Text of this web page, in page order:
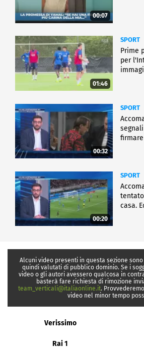
00:07
01:46
SPORT
Prime
per
00:32
SPORT
00:20
SPORT
casa.
Alcuni video presenti in questa sezione
quindi valutati di pubblico dominio. Se i
video o gli autori avessero qualcosa in
basterà fare richiesta di rimozione
team_verticali@italiaonline.it.
video nel minor tempo
Verissimo
Rai 1